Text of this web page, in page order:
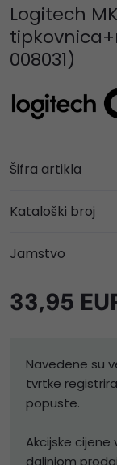
Logitech
008031)
Šifra artikla
Kataloški broj
Jamstvo
33,95
Navedene su
tvrtke
popuste.
Akcijske